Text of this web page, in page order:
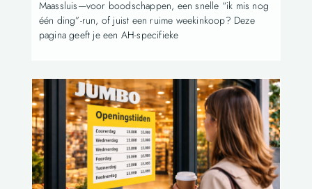
Maassluis—voor boodschappen, een snelle “ik mis nog
één ding”-run, of juist een ruime weekinkoop? Deze
pagina geeft je een AH-specifieke